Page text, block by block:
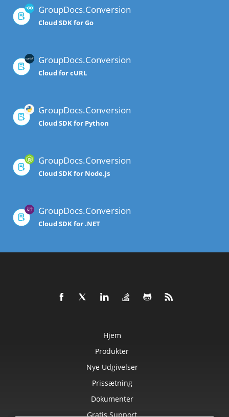
GroupDocs.Conversion
Cloud SDK for Go
GroupDocs.Conversion
Cloud for cURL
GroupDocs.Conversion
Cloud SDK for Python
GroupDocs.Conversion
Cloud SDK for Node.js
GroupDocs.Conversion
Cloud SDK for .NET
Hjem
Produkter
Nye Udgivelser
Prissætning
Dokumenter
Gratis Support